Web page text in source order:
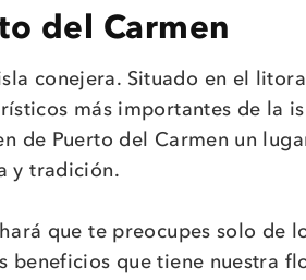
del Carmen
conejera. Situado en el
más importantes de la
de Puerto del Carmen un
y tradición.
hará que te preocupes solo de
que tiene nuestra